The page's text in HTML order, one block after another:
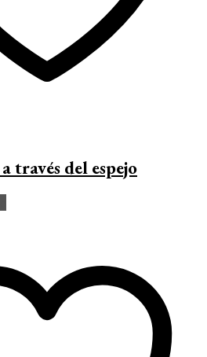
través del espejo